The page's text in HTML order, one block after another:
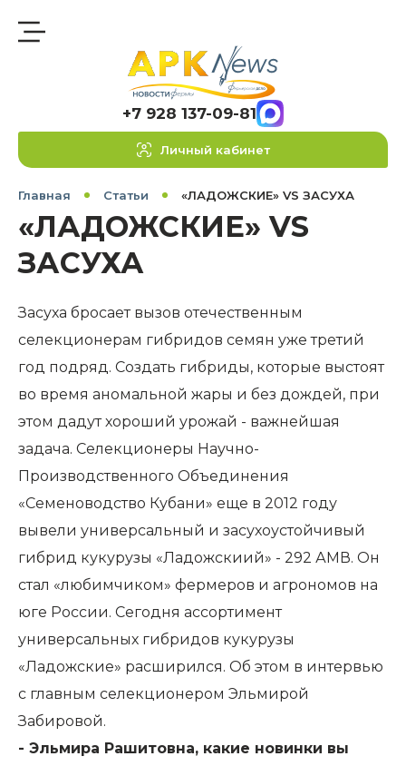
+7 928 137-09-81
Личный кабинет
Главная Статьи «ЛАДОЖСКИЕ» VS ЗАСУХА
«ЛАДОЖСКИЕ» VS
ЗАСУХА
Засуха бросает вызов отечественным
селекционерам гибридов семян уже третий
год подряд. Создать гибриды, которые выстоят
во время аномальной жары и без дождей, при
этом дадут хороший урожай - важнейшая
задача. Селекционеры Научно-
Производственного Объединения
«Семеноводство Кубани» еще в 2012 году
вывели универсальный и засухоустойчивый
гибрид кукурузы «Ладожскиий» - 292 АМВ. Он
стал «любимчиком» фермеров и агрономов на
юге России. Сегодня ассортимент
универсальных гибридов кукурузы
«Ладожские» расширился. Об этом в интервью
с главным селекционером Эльмирой
Забировой.
- Эльмира Рашитовна, какие новинки вы